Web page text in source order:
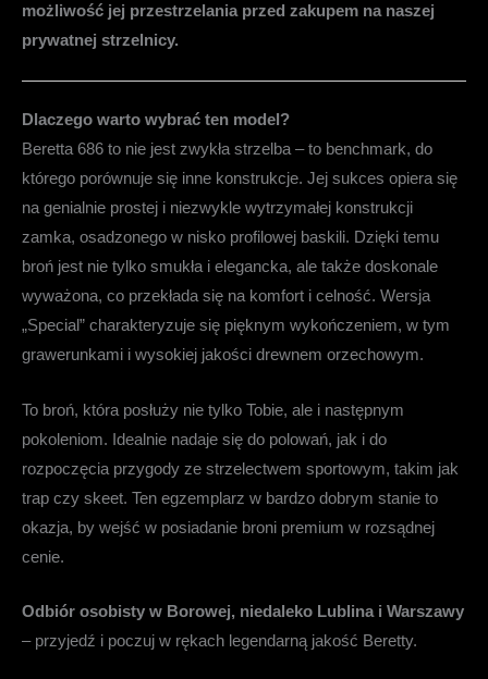
możliwość jej przestrzelania przed zakupem na naszej
prywatnej strzelnicy.
Dlaczego warto wybrać ten model?
Beretta 686 to nie jest zwykła strzelba – to benchmark, do
którego porównuje się inne konstrukcje. Jej sukces opiera się
na genialnie prostej i niezwykle wytrzymałej konstrukcji
zamka, osadzonego w nisko profilowej baskili. Dzięki temu
broń jest nie tylko smukła i elegancka, ale także doskonale
wyważona, co przekłada się na komfort i celność. Wersja
„Special” charakteryzuje się pięknym wykończeniem, w tym
grawerunkami i wysokiej jakości drewnem orzechowym.
To broń, która posłuży nie tylko Tobie, ale i następnym
pokoleniom. Idealnie nadaje się do polowań, jak i do
rozpoczęcia przygody ze strzelectwem sportowym, takim jak
trap czy skeet. Ten egzemplarz w bardzo dobrym stanie to
okazja, by wejść w posiadanie broni premium w rozsądnej
cenie.
Odbiór osobisty w Borowej, niedaleko Lublina i Warszawy
– przyjedź i poczuj w rękach legendarną jakość Beretty.